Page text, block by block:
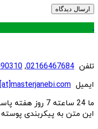
.
تلفن 02166467684
,
ایمیل
ما 24 ساعته 7
این متن به پیکربندی